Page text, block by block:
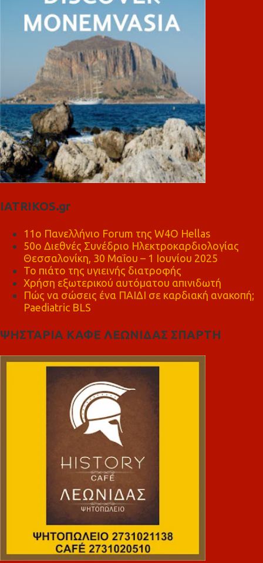
IATRIKOS.gr
11ο Πανελλήνιο Forum της W4O Hellas
50ο Διεθνές Συνέδριο Ηλεκτροκαρδιολογίας
Θεσσαλονίκη, 30 Μαΐου – 1 Ιουνίου 2025
Το πιάτο της υγιεινής διατροφής
Χρήση εξωτερικού αυτόματου απινιδωτή
Πώς να σώσεις ένα ΠΑΙΔΙ σε καρδιακή ανακοπή;
Paediatric BLS
ΨΗΣΤΑΡΙΑ ΚΑΦΕ ΛΕΩΝΙΔΑΣ ΣΠΑΡΤΗ